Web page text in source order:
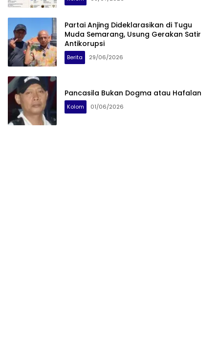
Partai Anjing Dideklarasikan di Tugu
Muda Semarang, Usung Gerakan Satir
Antikorupsi
Berita 29/06/2026
Pancasila Bukan Dogma atau Hafalan
Kolom 01/06/2026